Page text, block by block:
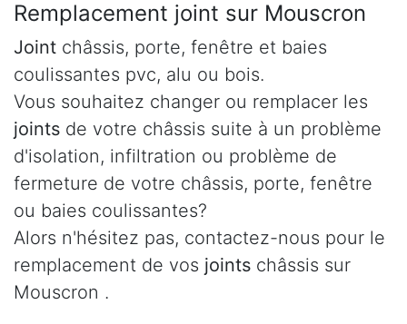
Remplacement joint sur Mouscron
Joint châssis, porte, fenêtre et baies
coulissantes pvc, alu ou bois.
Vous souhaitez changer ou remplacer les
joints de votre châssis suite à un problème
d'isolation, infiltration ou problème de
fermeture de votre châssis, porte, fenêtre
ou baies coulissantes?
Alors n'hésitez pas, contactez-nous pour le
remplacement de vos joints châssis sur
Mouscron .